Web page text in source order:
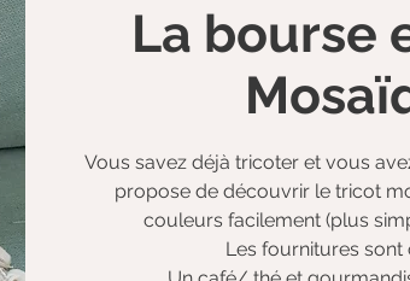
La bourse
Vous savez déjà tricoter et vous
propose de découvrir le tricot
couleurs facilement (plus
Les fournitures sont